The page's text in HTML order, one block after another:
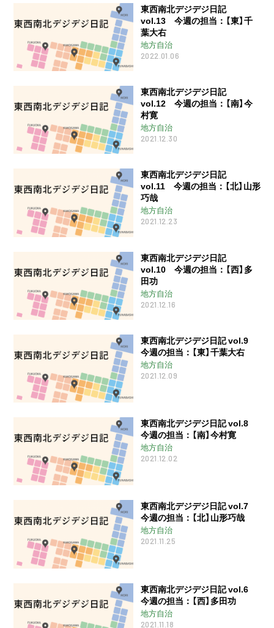
東西南北デジデジ日記
vol.13 今週の担当：【東】千
葉大右
地方自治
2022.01.06
東西南北デジデジ日記
vol.12 今週の担当：【南】今
村寛
地方自治
2021.12.30
東西南北デジデジ日記
vol.11 今週の担当：【北】山形
巧哉
地方自治
2021.12.23
東西南北デジデジ日記
vol.10 今週の担当：【西】多
田功
地方自治
2021.12.16
東西南北デジデジ日記 vol.9
今週の担当：【東】千葉大右
地方自治
2021.12.09
東西南北デジデジ日記 vol.8
今週の担当：【南】今村寛
地方自治
2021.12.02
東西南北デジデジ日記 vol.7
今週の担当：【北】山形巧哉
地方自治
2021.11.25
東西南北デジデジ日記 vol.6
今週の担当：【西】多田功
地方自治
2021.11.18